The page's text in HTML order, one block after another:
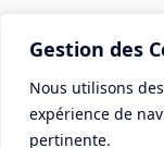
Gestion des
Nous utilisons
expérience de
pertinente.
Place Aristide
Mail :